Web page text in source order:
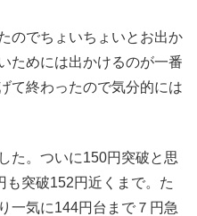
のでちょいちょいとお出か
ためには出かけるのが一番
て終わったので気分的には
た。ついに150円突破と思
も突破152円近くまで。た
一気に144円台まで７円急